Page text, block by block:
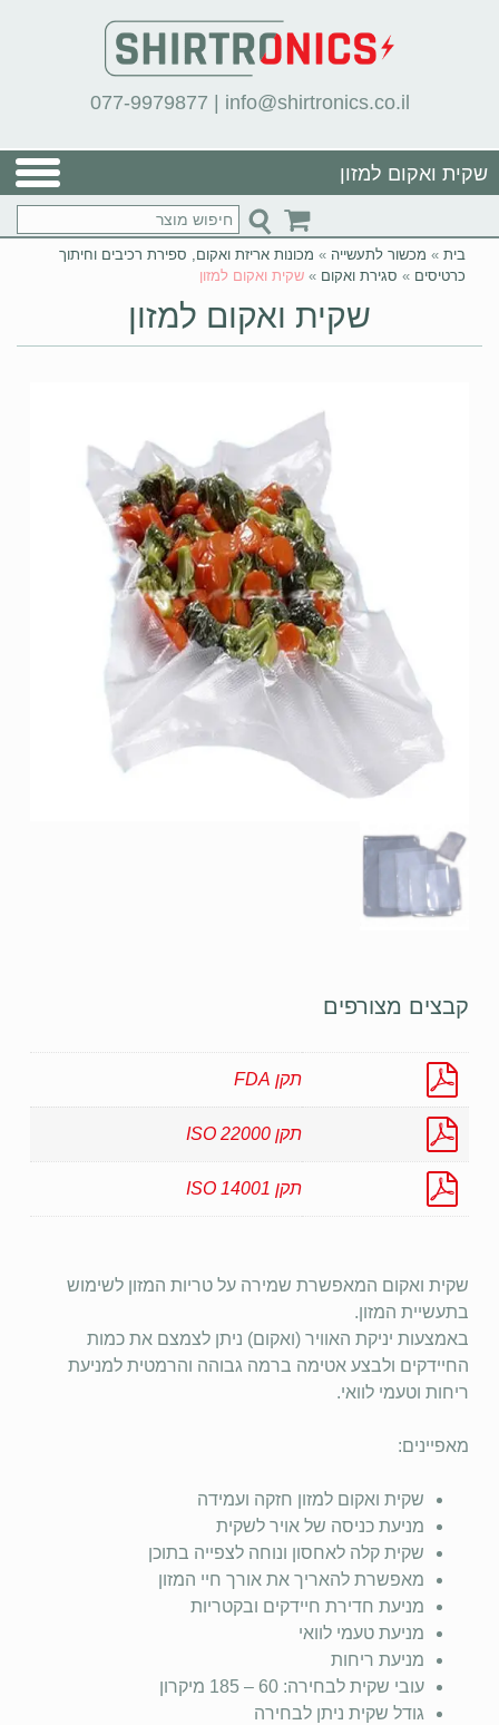
077-9979877 | info@shirtronics.co.il
שקית ואקום למזון
בית » מכשור לתעשייה » מכונות אריזת ואקום, ספירת רכיבים וחיתוך
כרטיסים » סגירת ואקום » שקית ואקום למזון
שקית ואקום למזון
קבצים מצורפים
תקן FDA
תקן ISO 22000
תקן 14001 ISO
שקית ואקום המאפשרת שמירה על טריות המזון לשימוש
בתעשיית המזון.
באמצעות יניקת האוויר (ואקום) ניתן לצמצם את כמות
החיידקים ולבצע אטימה ברמה גבוהה והרמטית למניעת
ריחות וטעמי לוואי.
מאפיינים:
שקית ואקום למזון חזקה ועמידה
מניעת כניסה של אויר לשקית
שקית קלה לאחסון ונוחה לצפייה בתוכן
מאפשרת להאריך את אורך חיי המזון
מניעת חדירת חיידקים ובקטריות
מניעת טעמי לוואי
מניעת ריחות
עובי שקית לבחירה: 60 – 185 מיקרון
גודל שקית ניתן לבחירה